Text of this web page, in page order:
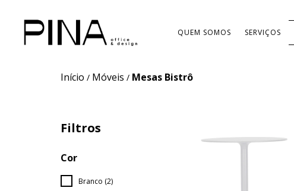
QUEM SOMOS SERVIÇOS
Início / Móveis / Mesas Bistrô
Filtros
Cor
Branco (2)